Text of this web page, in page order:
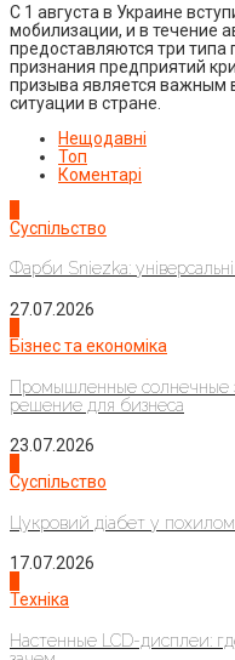
С 1 августа в Украине
мобилизации, и в течение
предоставляются три типа
признания предприятий
призыва является важным
ситуации в стране.
Нещодавні
Топ
Коментарі
Суспільство
Фарби Sniezka: універсальні
27.07.2026
Бізнес та економіка
Промышленные солнечные
решение для бизнеса
23.07.2026
Суспільство
Цукровий діабет у
17.07.2026
Техніка
Настенные LCD-дисплеи: